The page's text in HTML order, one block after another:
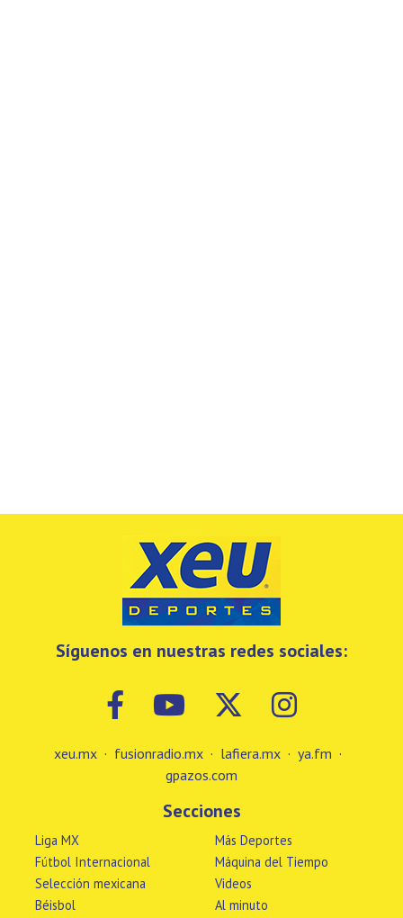
Síguenos en nuestras redes sociales:
xeu.mx · fusionradio.mx · lafiera.mx · ya.fm ·
gpazos.com
Secciones
Liga MX
Fútbol Internacional
Selección mexicana
Béisbol
Más Deportes
Máquina del Tiempo
Videos
Al minuto